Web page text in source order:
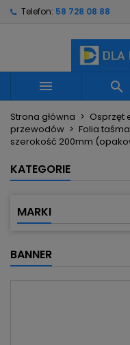
Telefon: 58 728 08 88
 
Strona główna Osprzęt
przewodów
Folia
szerokość 200mm
KATEGORIE
MARKI
BANNER
Utwórz nową listę
Nazwa listy życzeń
Musisz być
swojej liście życzeń.